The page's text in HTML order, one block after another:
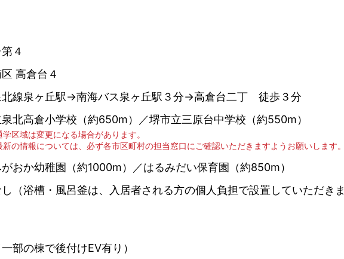
４
高倉台４
北線泉ヶ丘駅→南海バス泉ヶ丘駅３分→高倉台二丁 徒歩３分
北高倉小学校（約650m）／堺市立三原台中学校（約550m）
学区域は変更になる場合があります。
新の情報については、必ず各市区町村の担当窓口にご確認いただきますようお願いします。
おか幼稚園（約1000m）／はるみだい保育園（約850m）
（浴槽・風呂釜は、入居者される方の個人負担で設置していただきま
部の棟で後付けEV有り）